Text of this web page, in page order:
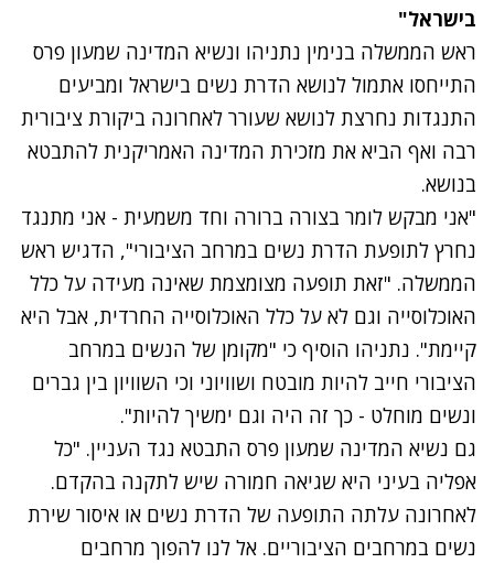
בישראל"
ראש הממשלה בנימין נתניהו ונשיא המדינה שמעון פרס
התייחסו אתמול לנושא הדרת נשים בישראל ומביעים
התנגדות נחרצת לנושא שעורר לאחרונה ביקורת ציבורית
רבה ואף הביא את מזכירת המדינה האמריקנית להתבטא
בנושא.
"אני מבקש לומר בצורה ברורה וחד משמעית - אני מתנגד
נחרץ לתופעת הדרת נשים במרחב הציבורי", הדגיש ראש
הממשלה. "זאת תופעה מצומצמת שאינה מעידה על כלל
האוכלוסייה וגם לא על כלל האוכלוסייה החרדית, אבל היא
קיימת". נתניהו הוסיף כי "מקומן של הנשים במרחב
הציבורי חייב להיות מובטח ושוויוני וכי השוויון בין גברים
ונשים מוחלט - כך זה היה וגם ימשיך להיות".
גם נשיא המדינה שמעון פרס התבטא נגד העניין. "כל
אפליה בעיני היא שגיאה חמורה שיש לתקנה בהקדם.
לאחרונה עלתה התופעה של הדרת נשים או איסור שירת
נשים במרחבים הציבוריים. אל לנו להפוך מרחבים